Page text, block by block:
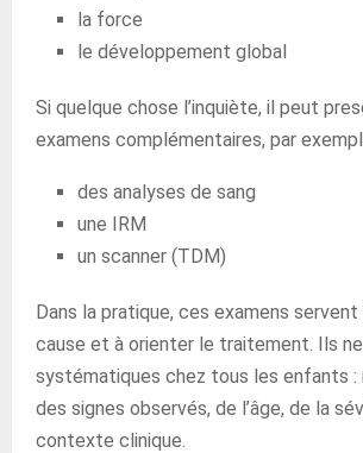
la force
le développement global
Si quelque chose l’inquiète, il peut
examens complémentaires, par
des analyses de sang
une IRM
un scanner (TDM)
Dans la pratique, ces examens
cause et à orienter le traitement. Ils
systématiques chez tous les enfants :
des signes observés, de l’âge, de la
contexte clinique.